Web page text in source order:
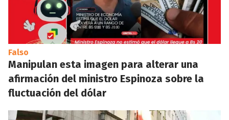
Falso
Manipulan esta imagen para alterar una
afirmación del ministro Espinoza sobre la
fluctuación del dólar